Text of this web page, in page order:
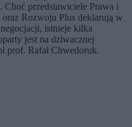
przedstawiciele Prawa i
Rozwoju Plus deklarują w
istnieje kilka
jest na dziwacznej
prof. Rafał Chwedoruk.